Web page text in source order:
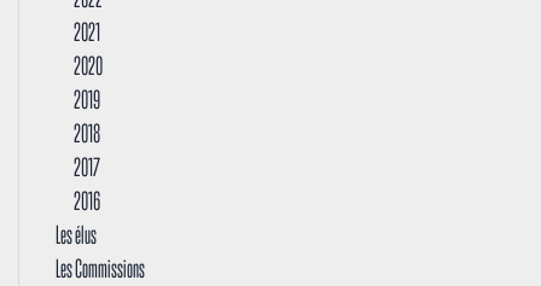
2021
2020
2019
2018
2017
2016
Les élus
Les Commissions